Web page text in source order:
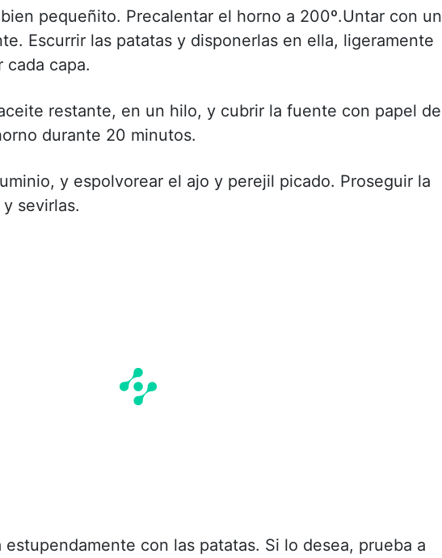
pequeñito. Precalentar el horno a 200º.Untar con un
Escurrir las patatas y disponerlas en ella, ligeramente
cada capa.
restante, en un hilo, y cubrir la fuente con papel de
durante 20 minutos.
y espolvorear el ajo y perejil picado. Proseguir la
sevirlas.
con las patatas. Si lo desea, prueba a